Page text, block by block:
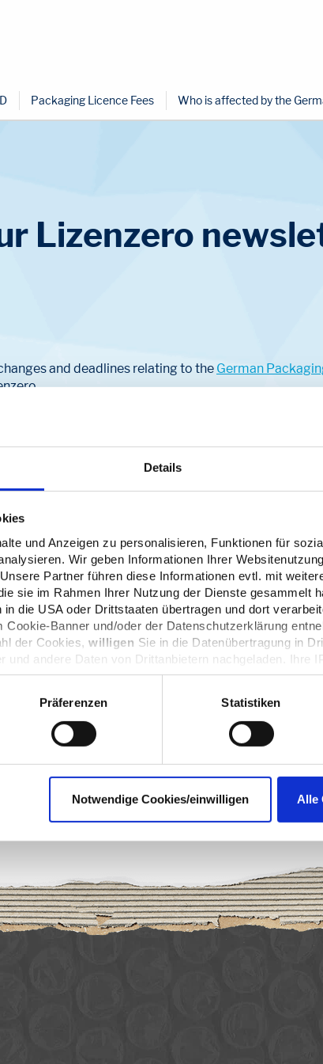
Details
und Anzeigen zu personalisieren, Funktionen für
Wir geben Informationen Ihrer
Partner führen diese Informationen evtl. mit
sie im Rahmen Ihrer Nutzung der Dienste gesammelt
die USA oder Drittstaaten übertragen und dort
Banner und/oder der Datenschutzerklärung
der Cookies, willigen Sie in die Datenübertragung in
und andere Daten von Drittanbietern nachgeladen. Ihre
dieser Anbieter können Sie sich auf deren
Präferenzen Statistiken
Notwendige Cookies/einwilligen Alle
Packaging Licence Fees Who is affected by the
Lizenzero
and deadlines relating to the German
No payment possible. One voucher can be
not possible. Legal recourse is excluded.
your e-mail, you
to lots of
click. Unsubscribe links